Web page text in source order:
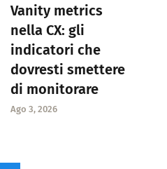
Vanity metrics
nella CX: gli
indicatori che
dovresti smettere
di monitorare
Ago 3, 2026